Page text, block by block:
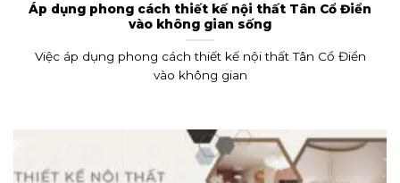
Áp dụng phong cách thiết kế nội thất Tân Cổ Điển
vào không gian sống
Việc áp dụng phong cách thiết kế nội thất Tân Cổ Điển
vào không gian